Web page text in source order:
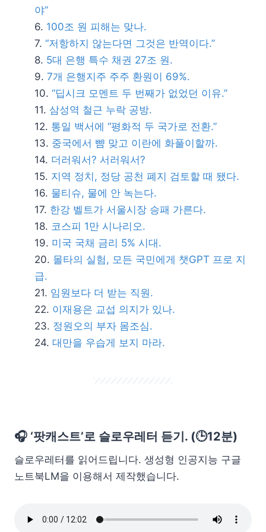
야”
100조 원 피해는 맞나.
“저항하지 않는다면 그것은 반역이다.”
5대 은행 특수 채권 27조 원.
7개 은행지주 주주 환원이 69%.
“딥시크 모멘트 두 번째가 없었던 이유.”
삼성역 철근 누락 공방.
통일 백서에 “평화적 두 국가로 전환.”
중국에서 뺨 맞고 이란에 화풀이할까.
더러워서? 서러워서?
지역 정치, 정당 공천 폐지 검토할 때 됐다.
물티슈, 물에 안 녹는다.
한강 벨트가 서울시장 승패 가른다.
코스피 1만 시나리오.
미국 국채 금리 5% 시대.
몰타의 실험, 모든 국민에게 챗GPT 프로 지
급.
임원보다 더 받는 직원.
이재용은 교섭 의지가 있나.
정원오의 부자 몸조심.
대만을 우습게 보지 마라.
🎧 ‘팟캐스트’로 슬로우레터 듣기. (🕒12분)
슬로우레터를 읽어드립니다. 생성형 인공지능 구글
노트북LM을 이용해서 제작했습니다.